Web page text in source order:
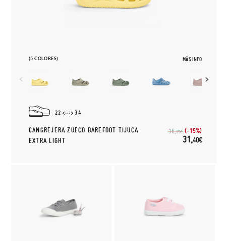
(5 COLORES) MÁS INFO
22 34
CANGREJERA ZUECO BAREFOOT TIJUCA
EXTRA LIGHT
36,95€ (-15%)
31,40€